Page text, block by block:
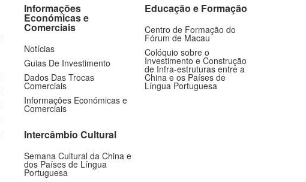
Informações
Económicas e
Comerciais
Notícias
Guias De Investimento
Dados Das Trocas
Comerciais
Informações Económicas e
Comerciais
Intercâmbio Cultural
Semana Cultural da China e
dos Países de Língua
Portuguesa
Educação e Formação
Centro de Formação do
Fórum de Macau
Colóquio sobre o
Investimento e Construção
de Infra-estruturas entre a
China e os Países de
Língua Portuguesa